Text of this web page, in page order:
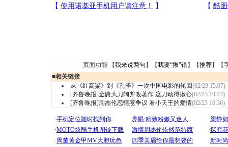
页面功能 【我来说两句 】【我要“揪”错】【推荐】【
■相关链接
从《红高粱》到《孔雀》一次中国电影的轮回(02/23 15:07)
[齐鲁晚报]金庸大刀阔斧改著作 这刀动得揪心(02/23 10:43)
[齐鲁晚报]周杰伦恋情惹争议 看小天王的爱情(02/23 10:36)